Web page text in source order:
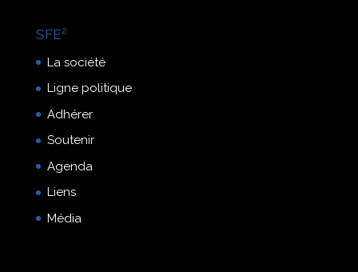
SFE²
La société
Ligne politique
Adhérer
Soutenir
Agenda
Liens
Média